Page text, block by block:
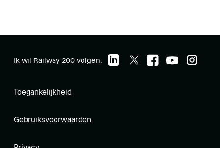
Ik wil Railway 200 volgen:
Toegankelijkheid
Gebruiksvoorwaarden